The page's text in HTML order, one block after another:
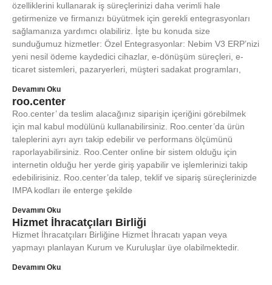
özelliklerini kullanarak iş süreçlerinizi daha verimli hale
getirmenize ve firmanızı büyütmek için gerekli entegrasyonları
sağlamanıza yardımcı olabiliriz. İşte bu konuda size
sunduğumuz hizmetler: Özel Entegrasyonlar: Nebim V3 ERP’nizi
yeni nesil ödeme kaydedici cihazlar, e-dönüşüm süreçleri, e-
ticaret sistemleri, pazaryerleri, müşteri sadakat programları,
Devamını Oku
roo.center
Roo.center’ da teslim alacağınız siparişin içeriğini görebilmek
için mal kabul modülünü kullanabilirsiniz. Roo.center’da ürün
taleplerini ayrı ayrı takip edebilir ve performans ölçümünü
raporlayabilirsiniz. Roo.Center online bir sistem olduğu için
internetin olduğu her yerde giriş yapabilir ve işlemlerinizi takip
edebilirisiniz. Roo.center’da talep, teklif ve sipariş süreçlerinizde
IMPA kodları ile enterge şekilde
Devamını Oku
Hizmet İhracatçıları Birliği
Hizmet İhracatçıları Birliğine Hizmet İhracatı yapan veya
yapmayı planlayan Kurum ve Kuruluşlar üye olabilmektedir.
Devamını Oku